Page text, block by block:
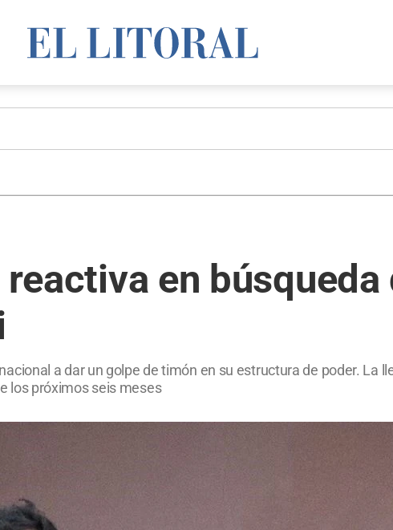
reactiva en
a dar un golpe de timón en su estructura de poder. La
los próximos seis meses